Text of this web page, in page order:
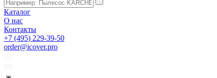
Каталог
О нас
Контакты
+7 (495) 229-39-50
order@icover.pro